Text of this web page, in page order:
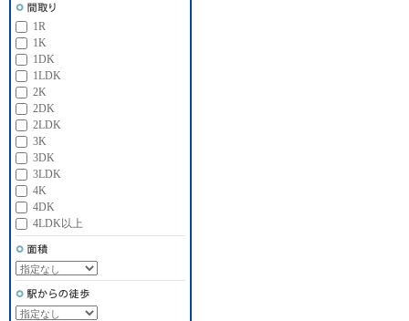
1R
1K
1DK
1LDK
2K
2DK
2LDK
3K
3DK
3LDK
4K
4DK
4LDK以上